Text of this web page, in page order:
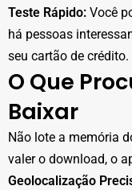
Teste Rápido: Você
há pessoas
seu cartão de crédito.
O Que
Baixar
Não lote a memória
valer o download, o
Geolocalização